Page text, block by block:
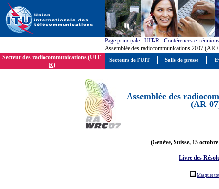
Page principale : UIT-R : Conférences et réunions
Assemblée des radiocommunications 2007 (AR-
Secteur des radiocommunications (UIT-
R)
Assemblée des
(AR-
(Genève, Suisse, 15
Livre des
Masquer
Secteurs de l'UIT Salle de presse